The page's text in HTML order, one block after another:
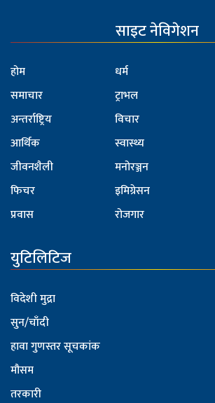
साइट नेविगेशन
होम
समाचार
अन्तर्राष्ट्रिय
आर्थिक
जीवनशैली
फिचर
प्रवास
धर्म
ट्राभल
विचार
स्वास्थ्य
मनोरञ्जन
इमिग्रेसन
रोजगार
युटिलिटिज
विदेशी मुद्रा
सुन/चाँदी
हावा गुणस्तर सूचकांक
मौसम
तरकारी